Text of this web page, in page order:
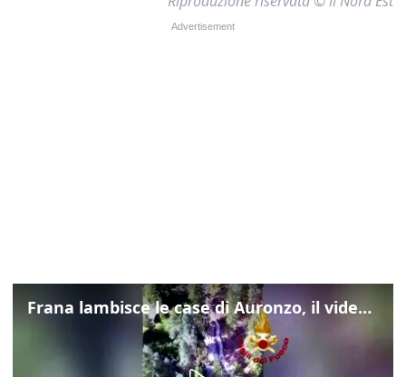
Frana lambisce le case di Auronzo, il video dall'elicottero dei vigili del fuoco